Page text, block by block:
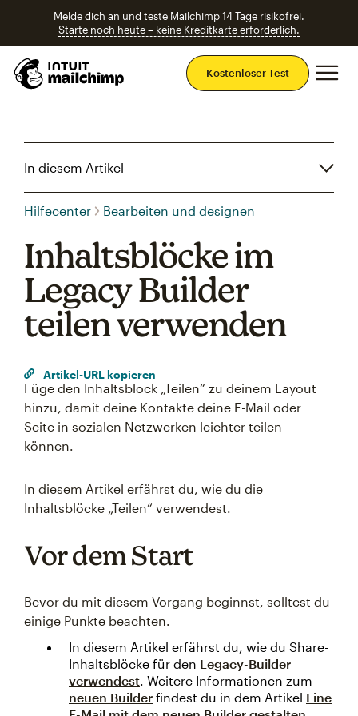
Melde dich an und teste Mailchimp 14 Tage risikofrei.
Starte noch heute – keine Kreditkarte erforderlich.
Kostenloser Test
In diesem Artikel
Hilfecenter Bearbeiten und designen
Inhaltsblöcke im
Legacy Builder
teilen verwenden
Artikel-URL kopieren
Füge den Inhaltsblock „Teilen“ zu deinem Layout
hinzu, damit deine Kontakte deine E-Mail oder
Seite in sozialen Netzwerken leichter teilen
können.
In diesem Artikel erfährst du, wie du die
Inhaltsblöcke „Teilen“ verwendest.
Vor dem Start
Bevor du mit diesem Vorgang beginnst, solltest du
einige Punkte beachten.
In diesem Artikel erfährst du, wie du Share-
Inhaltsblöcke für den Legacy-Builder
verwendest. Weitere Informationen zum
neuen Builder findest du in dem Artikel Eine